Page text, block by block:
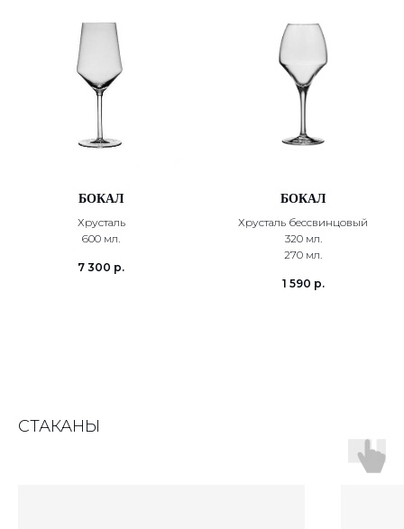
БОКАЛ
Хрусталь
600 мл.
7 300 р.
БОКАЛ
Хрусталь бессвинцовый
320 мл.
270 мл.
1 590 р.
СТАКАНЫ